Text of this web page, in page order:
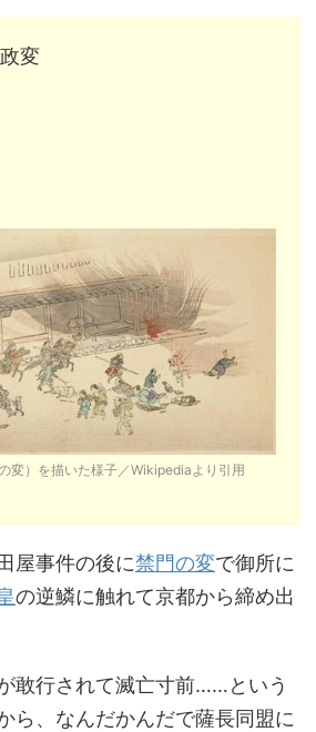
変
変）を描いた様子／Wikipediaより引用
屋事件の後に禁門の変で御所に
の逆鱗に触れて京都から締め出
敢行されて滅亡寸前……という
ら、なんだかんだで薩長同盟に